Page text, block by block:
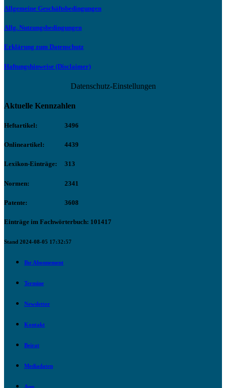
Allgemeine Geschäftsbedingungen
Allg. Nutzungsbedingungen
Erklärung zum Datenschutz
Haftungshinweise (Disclaimer)
Datenschutz-Einstellungen
Aktuelle Kennzahlen
Heftartikel: 3496
Onlineartikel: 4439
Lexikon-Einträge: 313
Normen: 2341
Patente: 3608
Einträge im Fachwörterbuch: 101417
Stand 2024-08-05 17:32:57
Ihr Abonnement
Termine
Newsletter
Kontakt
Beirat
Mediadaten
App